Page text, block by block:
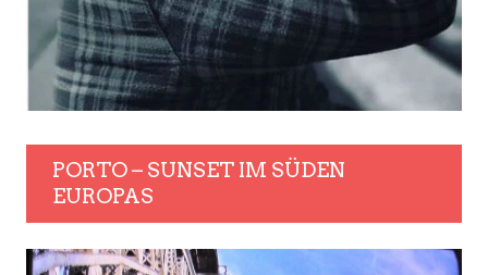
PORTO – SUNSET IM SÜDEN
EUROPAS